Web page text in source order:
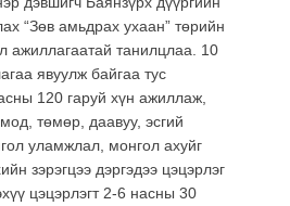
“Зөв амьдрах ухаан” төрийн
ажиллагаатай танилцлаа. 10
явуулж байгаа тус
120 гаруй хүн ажиллаж,
төмөр, даавуу, эсгий
уламжлал, монгол ахуйг
зэрэгцээ дэргэдээ цэцэрлэг
цэцэрлэгт 2-6 насны 30